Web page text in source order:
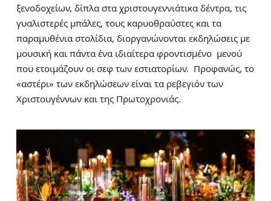
ξενοδοχείων, δίπλα στα χριστουγεννιάτικα δέντρα, τις
γυαλιστερές μπάλες, τους καρυοθραύστες και τα
παραμυθένια στολίδια, διοργανώνονται εκδηλώσεις με
μουσική και πάντα ένα ιδιαίτερα φροντισμένο μενού
που ετοιμάζουν οι σεφ των εστιατορίων. Προφανώς, το
«αστέρι» των εκδηλώσεων είναι τα ρεβεγιόν των
Χριστουγέννων και της Πρωτοχρονιάς.